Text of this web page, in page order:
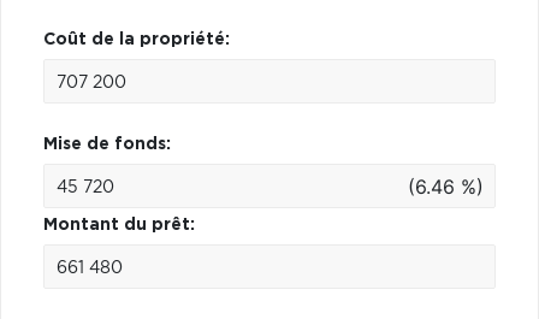
Coût de la propriété:
Mise de fonds:
(6.46 %)
Montant du prêt: